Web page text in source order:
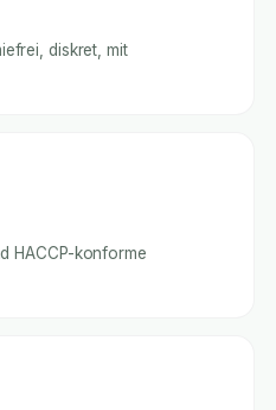
diskret, mit
HACCP-konforme